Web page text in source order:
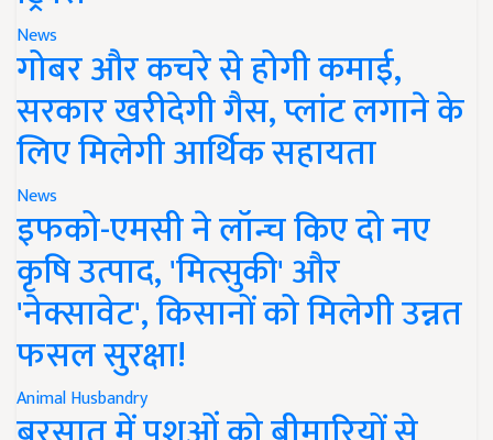
News
गोबर और कचरे से होगी कमाई,
सरकार खरीदेगी गैस, प्लांट लगाने के
लिए मिलेगी आर्थिक सहायता
News
इफको-एमसी ने लॉन्च किए दो नए
कृषि उत्पाद, 'मित्सुकी' और
'नेक्सावेट', किसानों को मिलेगी उन्नत
फसल सुरक्षा!
Animal Husbandry